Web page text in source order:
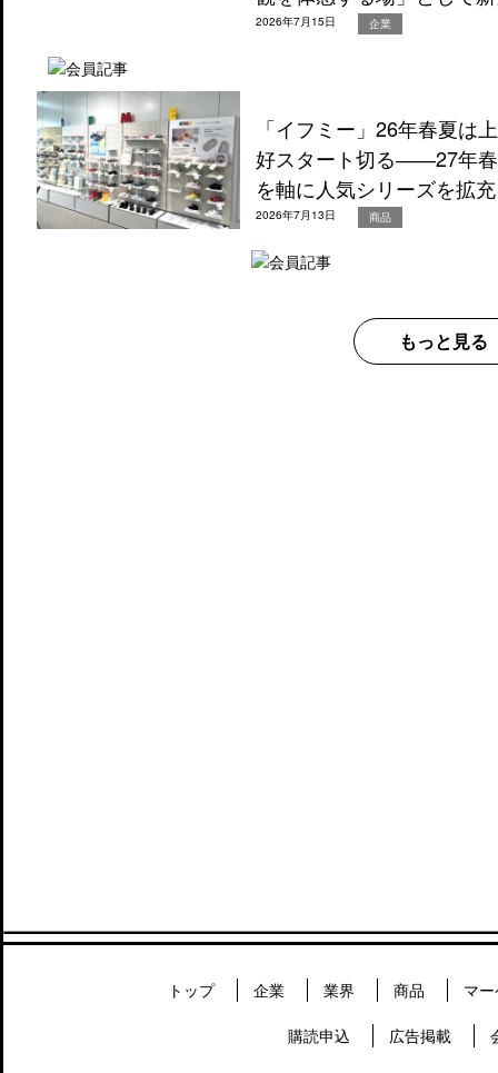
2026年7月15日 企業
「イフミー」26年春夏は
好スタート切る――27年
を軸に人気シリーズを拡充
2026年7月13日 商品
もっと見る
トップ 企業 業界 商品 マ
購読申込 広告掲載